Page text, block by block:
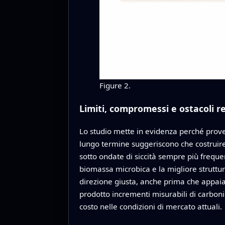
Figure 2.
Limiti, compromessi e ostacoli
Lo studio mette in evidenza perché
lungo termine suggeriscono che
sotto ondate di siccità sempre più
biomassa microbica e la migliore
direzione giusta, anche prima che
prodotto incrementi misurabili di
costo nelle condizioni di mercato attuali.